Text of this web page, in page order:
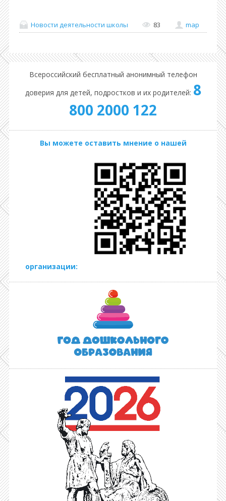
Новости деятельности школы 83 map
Всероссийский бесплатный анонимный телефон
доверия для детей, подростков и их родителей: 8
800 2000 122
Вы можете оставить мнение о нашей
организации: